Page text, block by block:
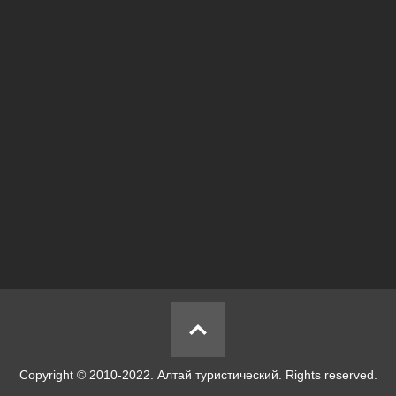
Copyright © 2010-2022. Алтай туристический. Rights reserved.